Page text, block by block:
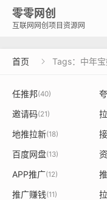
零零网创
互联网网创项目资源网
首页  Tags：中年宝
任推邦(40)
邀请码(21)
地推拉新(18)
百度网盘(13)
APP推广(12)
推广赚钱(11)